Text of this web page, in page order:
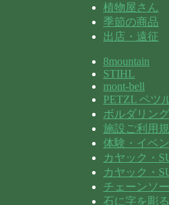
植物屋さん
季節の商品
出店・遠征
8mountain
STIHL
mont-bell
PETZL ペツ
ボルダリン
施設ご利用
体験・イベ
カヤック・
カヤック・
チェーンソ
石に字を彫る